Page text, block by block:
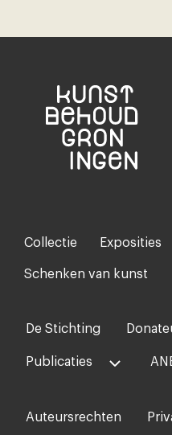
Footer-
menu
Collectie Exposities
Schenken van kunst
Voet
midden
De Stichting
Publicaties
Voet
Auteursrechten